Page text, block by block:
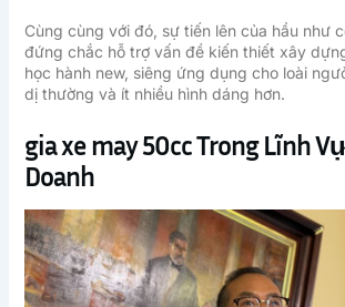
Cùng cùng với đó, sự tiến lên của hầu như
đứng chắc hỗ trợ vấn đề kiến thiết xây
học hành new, siêng ứng dụng cho loài
dị thường và ít nhiều hình dáng hơn.
gia xe may 50cc Trong Lĩnh
Doanh